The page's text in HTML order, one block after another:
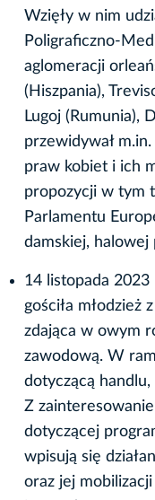
Wzięły w nim
Poligraficzno-
aglomeracji
(Hiszpania),
Lugoj (Rumunia),
przewidywał
praw kobiet i ich
propozycji w tym
Parlamentu
damskiej, halowej
14 listopada
gościła młodzież
zdająca w owym
zawodową. W
dotyczącą
Z
dotyczącej
wpisują się
oraz jej